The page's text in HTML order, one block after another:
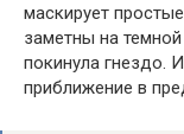
маскирует
заметны на
покинула гнездо.
приближение в